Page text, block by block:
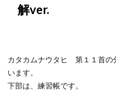
解ver.
カタカムナウタヒ 第１１首の
います。
下部は、練習帳です。